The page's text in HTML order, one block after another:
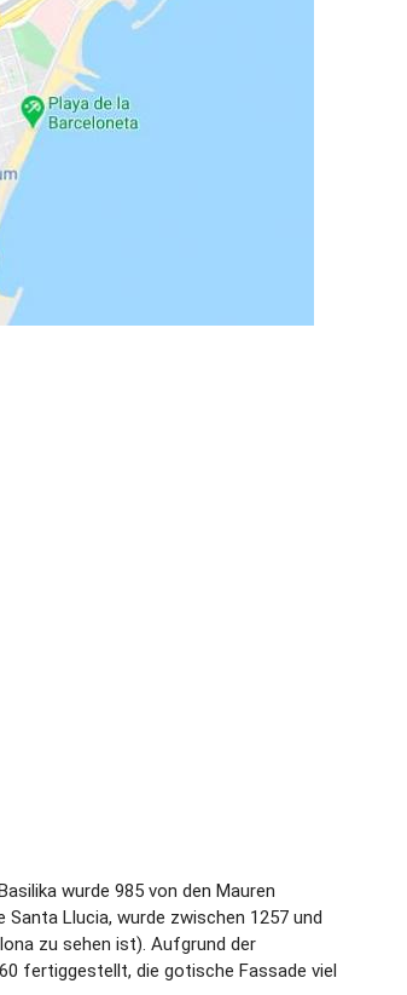
wurde 985 von den Mauren
Llucia, wurde zwischen 1257 und
zu sehen ist). Aufgrund der
fertiggestellt, die gotische Fassade viel